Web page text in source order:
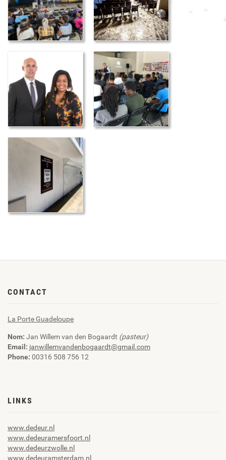
CONTACT
La Porte Guadeloupe
Nom: Jan Willem van den Bogaardt (pasteur)
Email: janwillemvandenbogaardt@gmail.com
Phone: 00316 508 756 12
LINKS
www.dedeur.nl
www.dedeuramersfoort.nl
www.dedeurzwolle.nl
www.dedeuramsterdam.nl